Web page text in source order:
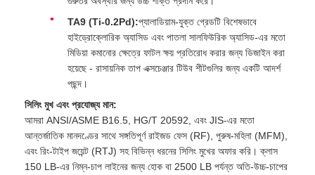
TA9 (Ti‑0.2Pd):প্যালাডিয়াম-যুক্ত গ্রেডটি বিশেষভাবে
হাইড্রোক্লোরিক অ্যাসিড এবং পাতলা সালফিউরিক অ্যাসিড-এর মতো
মিডিয়া কমানোর ক্ষেত্রে ফাটল ক্ষয় প্রতিরোধ করার জন্য ডিজাইন করা
হয়েছে - রাসায়নিক তাপ এক্সচেঞ্জার টিউব শীটগুলির জন্য একটি আদর্শ
পছন্দ।
সিলিং মুখ এবং প্রযোজ্য মান:
আমরা ANSI/ASME B16.5, HG/T 20592, এবং JIS-এর মতো
আন্তর্জাতিক মানদণ্ডের সাথে সঙ্গতিপূর্ণ রাইজড ফেস (RF), পুরুষ-মহিলা (MFM),
এবং রিং-টাইপ জয়েন্ট (RTJ) সহ বিভিন্ন ধরনের সিলিং মুখের অফার করি। ক্লাস
150 LB-এর নিম্ন-চাপ লাইনের জন্য হোক বা 2500 LB পর্যন্ত অতি-উচ্চ-চাপের